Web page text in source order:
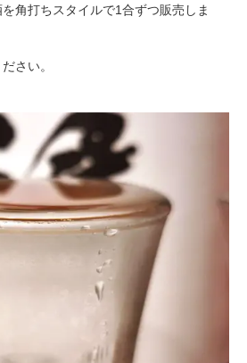
角打ちスタイルで1合ずつ販売しま
さい。